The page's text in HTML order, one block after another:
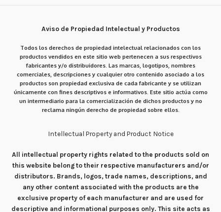
Aviso de Propiedad Intelectual y Productos
Todos los derechos de propiedad intelectual relacionados con los
productos vendidos en este sitio web pertenecen a sus respectivos
fabricantes y/o distribuidores. Las marcas, logotipos, nombres
comerciales, descripciones y cualquier otro contenido asociado a los
productos son propiedad exclusiva de cada fabricante y se utilizan
únicamente con fines descriptivos e informativos. Este sitio actúa como
un intermediario para la comercialización de dichos productos y no
reclama ningún derecho de propiedad sobre ellos.
Intellectual Property and Product Notice
All intellectual property rights related to the products sold on
this website belong to their respective manufacturers and/or
distributors. Brands, logos, trade names, descriptions, and
any other content associated with the products are the
exclusive property of each manufacturer and are used for
descriptive and informational purposes only. This site acts as